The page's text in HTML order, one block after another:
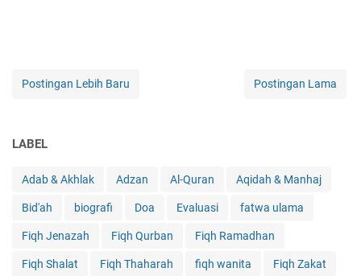
Postingan Lebih Baru Postingan Lama
LABEL
Adab & Akhlak Adzan Al-Quran Aqidah & Manhaj
Bid'ah biografi Doa Evaluasi fatwa ulama
Fiqh Jenazah Fiqh Qurban Fiqh Ramadhan
Fiqh Shalat Fiqh Thaharah fiqh wanita Fiqh Zakat